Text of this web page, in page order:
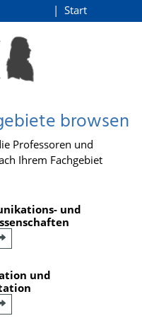
Start
browsen
Professoren und
Ihrem Fachgebiet
und
und